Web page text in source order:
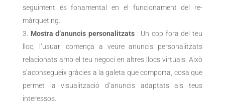
seguiment és fonamental en el funcionament del re-
màrqueting.
Mostra d’anuncis personalitzats: Un cop fora del teu
lloc, l’usuari comença a veure anuncis personalitzats
relacionats amb el teu negoci en altres llocs virtuals. Això
s’aconsegueix gràcies a la galeta que comporta, cosa que
permet la visualització d’anuncis adaptats als teus
interessos.